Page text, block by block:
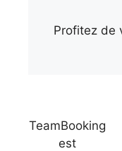
Profitez de
TeamBooking
est